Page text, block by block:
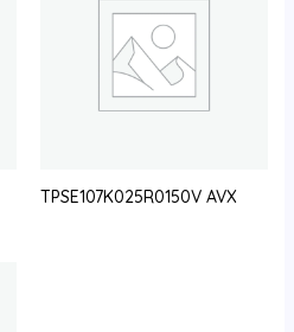
TPSE107K025R0150V AVX